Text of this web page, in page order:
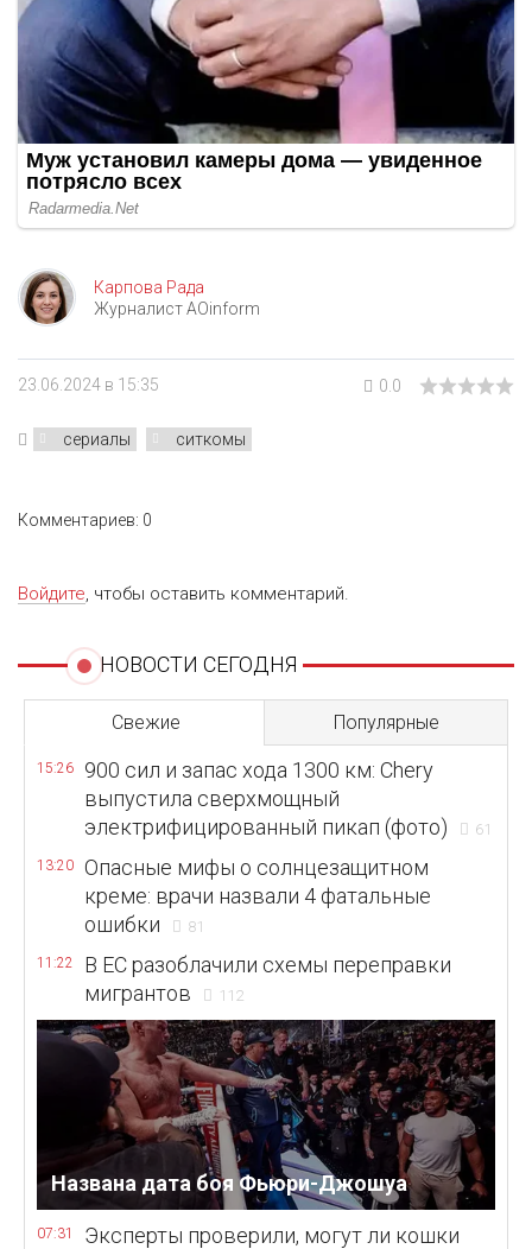
Карпова Рада
Журналист AOinform
23.06.2024 в 15:35 0.0
сериалы ситкомы
Комментариев: 0
Войдите, чтобы оставить комментарий.
НОВОСТИ СЕГОДНЯ
Свежие Популярные
15:26
900 сил и запас хода 1300 км: Chery
выпустила сверхмощный
электрифицированный пикап (фото)
61
13:20
Опасные мифы о солнцезащитном
креме: врачи назвали 4 фатальные
ошибки
81
11:22
В ЕС разоблачили схемы переправки
мигрантов
112
Названа дата боя Фьюри-Джошуа
07:31
Эксперты проверили, могут ли кошки